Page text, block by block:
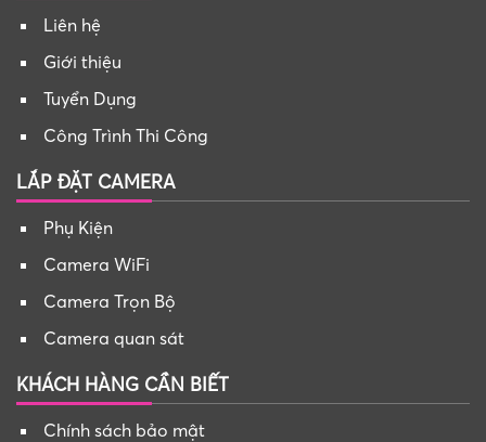
Liên hệ
Giới thiệu
Tuyển Dụng
Công Trình Thi Công
LẮP ĐẶT CAMERA
Phụ Kiện
Camera WiFi
Camera Trọn Bộ
Camera quan sát
KHÁCH HÀNG CẦN BIẾT
Chính sách bảo mật